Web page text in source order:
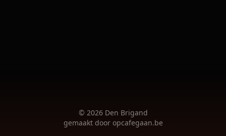
© 2026 Den Brigand
gemaakt door opcafegaan.be